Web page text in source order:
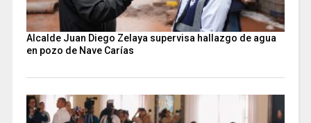
Alcalde Juan Diego Zelaya supervisa hallazgo de agua
en pozo de Nave Carías